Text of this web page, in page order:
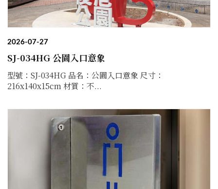
2026-07-27
SJ-034HG 公園入口意象
型號：SJ-034HG 品名：公園入口意象 尺寸：
216x140x15cm 材質：不...